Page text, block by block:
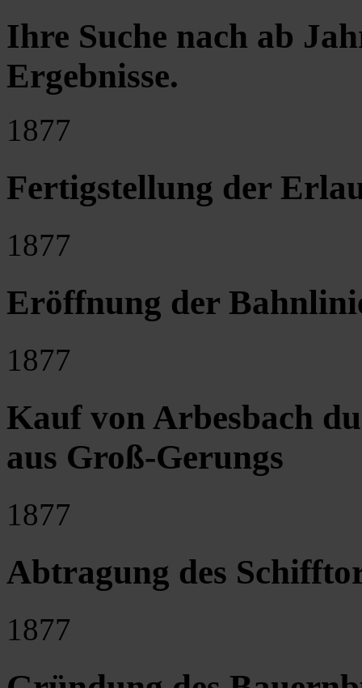
Ihre Suche nach ab
Ergebnisse.
1877
Fertigstellung der
1877
Eröffnung der
1877
Kauf von Arbesbach
aus Groß-Gerungs
1877
Abtragung des
1877